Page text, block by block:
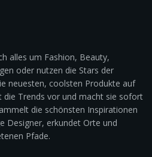
alles um Fashion, Beauty,
oder nutzen die Stars der
neuesten, coolsten Produkte auf
die Trends vor und macht sie sofort
die schönsten Inspirationen
Designer, erkundet Orte und
Pfade.